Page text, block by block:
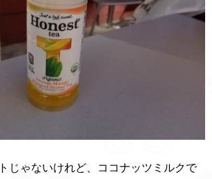
じゃないけれど、ココナッツミルクで